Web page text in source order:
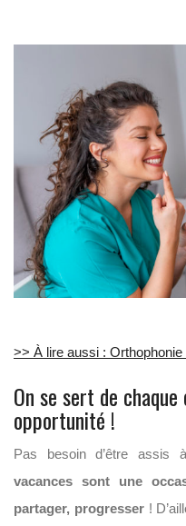
>> À lire aussi :
On se sert de chaque
opportunité !
Pas besoin d’être assis
vacances sont une
partager, progresser!